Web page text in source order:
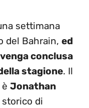
settimana
del Bahrain, ed
conclusa
stagione. Il
Jonathan
storico di